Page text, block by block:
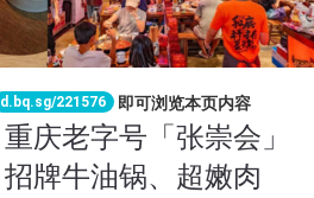
d.bq.sg/221576 即可浏览本页内容
庆老字号「张崇会」
牌牛油锅、超嫩肉